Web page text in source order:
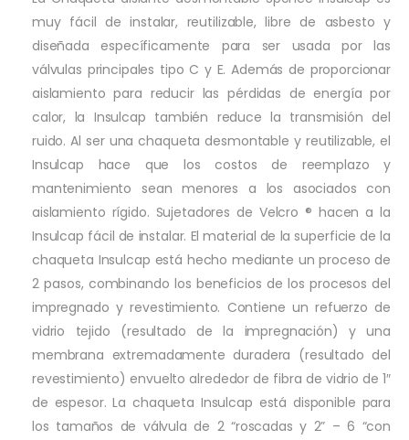
muy fácil de instalar, reutilizable, libre de asbesto y
diseñada específicamente para ser usada por las
válvulas principales tipo C y E. Además de proporcionar
aislamiento para reducir las pérdidas de energía por
calor, la Insulcap también reduce la transmisión del
ruido. Al ser una chaqueta desmontable y reutilizable, el
Insulcap hace que los costos de reemplazo y
mantenimiento sean menores a los asociados con
aislamiento rígido. Sujetadores de Velcro ® hacen a la
Insulcap fácil de instalar. El material de la superficie de la
chaqueta Insulcap está hecho mediante un proceso de
2 pasos, combinando los beneficios de los procesos del
impregnado y revestimiento. Contiene un refuerzo de
vidrio tejido (resultado de la impregnación) y una
membrana extremadamente duradera (resultado del
revestimiento) envuelto alrededor de fibra de vidrio de 1″
de espesor. La chaqueta Insulcap está disponible para
los tamaños de válvula de 2 “roscadas y 2” – 6 “con